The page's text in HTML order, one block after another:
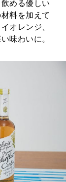
める優しい
料を加えて
オレンジ、
味わいに。